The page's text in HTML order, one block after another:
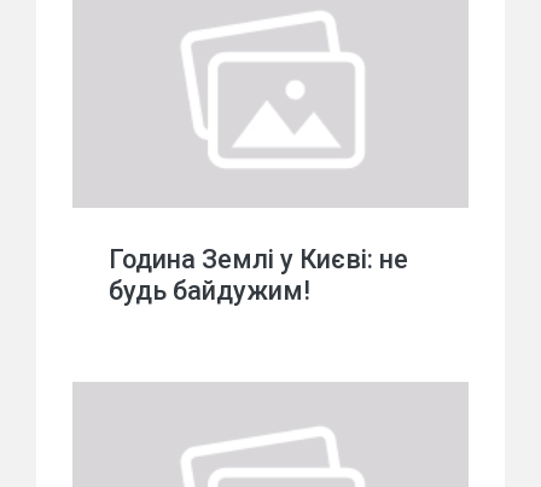
Година Землі у Києві: не
будь байдужим!